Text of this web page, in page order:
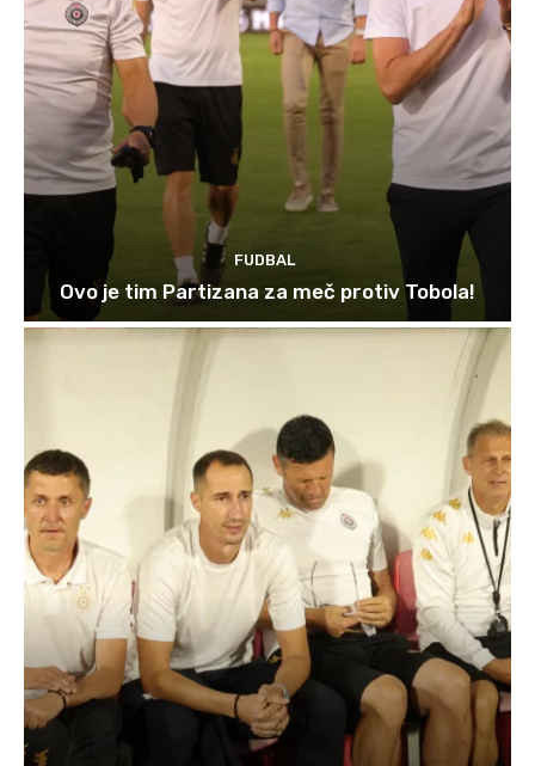
FUDBAL
Ovo je tim Partizana za meč protiv Tobola!